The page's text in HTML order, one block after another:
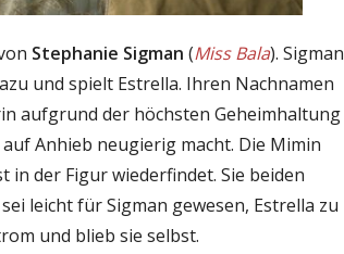
Stephanie Sigman (Miss Bala). Sigman
und spielt Estrella. Ihren Nachnamen
aufgrund der höchsten Geheimhaltung
Anhieb neugierig macht. Die Mimin
in der Figur wiederfindet. Sie beiden
leicht für Sigman gewesen, Estrella zu
und blieb sie selbst.